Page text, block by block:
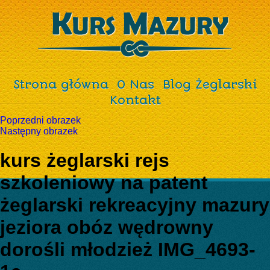
Strona główna O Nas
Blog Żeglarski
Kontakt
Poprzedni obrazek
Następny obrazek
kurs żeglarski rejs
szkoleniowy na patent
żeglarski rekreacyjny mazury
jeziora obóz wędrowny
dorośli młodzież IMG_4693-